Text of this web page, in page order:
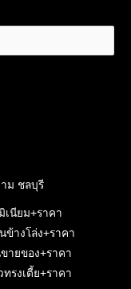
ม ชลบุรี
เนียม+ราคา
ข้างโล่ง+ราคา
ายของ+ราคา
ทรงเตี้ย+ราคา